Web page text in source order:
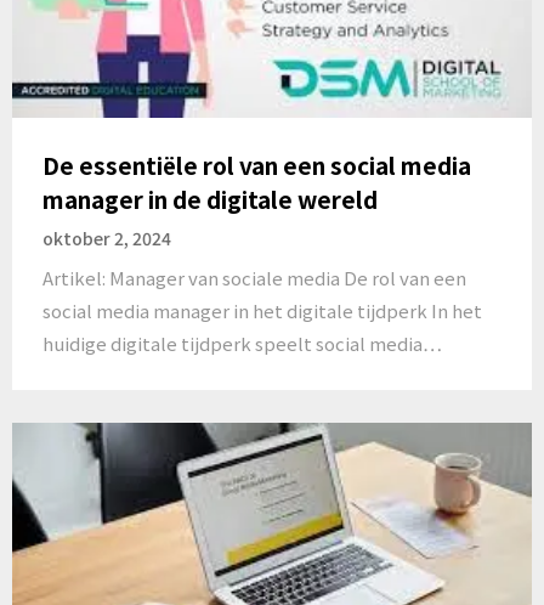
De essentiële rol van een social media
manager in de digitale wereld
oktober 2, 2024
Artikel: Manager van sociale media De rol van een
social media manager in het digitale tijdperk In het
huidige digitale tijdperk speelt social media…